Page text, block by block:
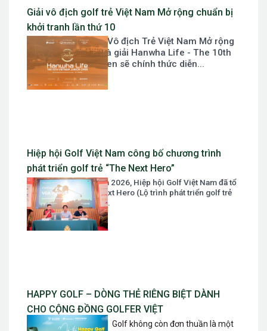
Giải vô địch golf trẻ Việt Nam Mở rộng chuẩn bị
khởi tranh lần thứ 10
Giải Hanwha Life - Vô địch Trẻ Việt Nam Mở rộng
lần thứ 10 hay gọi là giải Hanwha Life - The 10th
Vietnam Junior Open sẽ chính thức diễn...
Hiệp hội Golf Việt Nam công bố chương trình
phát triển golf trẻ “The Next Hero”
Ngày 07 tháng 03 năm 2026, Hiệp hội Golf Việt Nam đã tổ
chức Tọa đàm The Next Hero (Lộ trình phát triển golf trẻ
trong giai đoạn mới)....
HAPPY GOLF – DÒNG THẺ RIÊNG BIỆT DÀNH
CHO CỘNG ĐỒNG GOLFER VIỆT
Golf không còn đơn thuần là một